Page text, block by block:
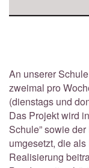
An unserer
zweimal pro
(dienstags und
Das Projekt wird
Schule” sowie
umgesetzt, die
Realisierung